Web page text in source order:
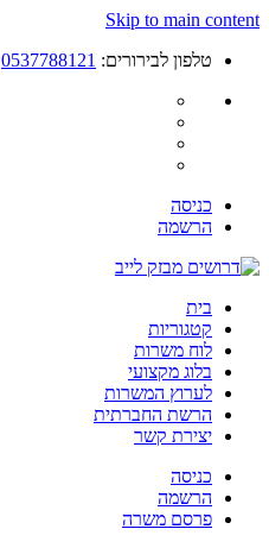
Skip to main content
טלפון לבירורים: 0537788121
כניסה
הרשמה
בית
קטגוריות
לוח משרות
בלוג מקצועי
לערוץ המשרות
הרשת החברתית
יצירת קשר
כניסה
הרשמה
פרסם משרה